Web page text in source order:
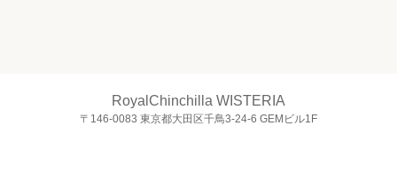
RoyalChinchilla WISTERIA
〒146-0083 東京都大田区千鳥3-24-6 GEMビル1F